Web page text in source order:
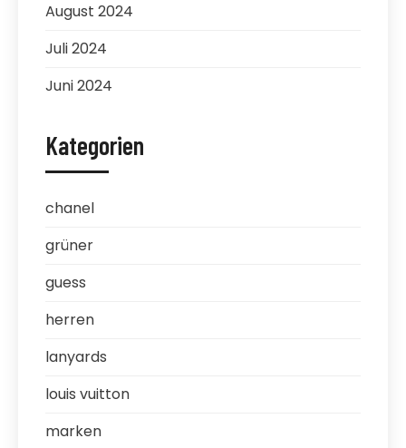
August 2024
Juli 2024
Juni 2024
Kategorien
chanel
grüner
guess
herren
lanyards
louis vuitton
marken